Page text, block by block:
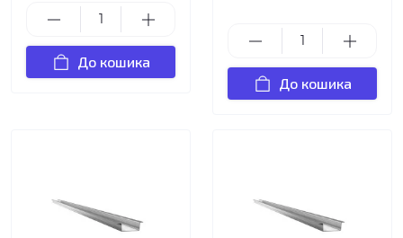
До кошика
До кошика